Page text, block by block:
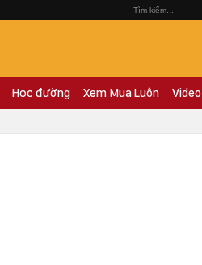
Học đường Xem Mua Luôn Video